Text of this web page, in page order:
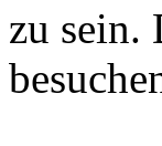
zu sein.